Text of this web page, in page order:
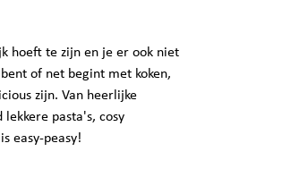
hoeft te zijn en je er ook niet
of net begint met koken,
zijn. Van heerlijke
pasta's, cosy
easy-peasy!